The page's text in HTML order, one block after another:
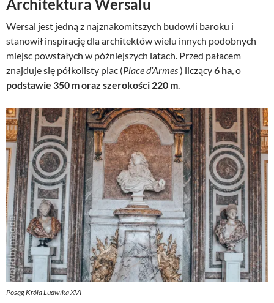
r
w
o
t
n
a
e
n
a
w
y
n
o
s
i
ł
a
:
a
n
a
c
n
a
w
y
n
o
s
i
:
3
9
,
Architektura Wersalu
Wersal jest jedną z najznakomitszych budowli baroku i
stanowił inspirację dla architektów wielu innych podobnych
miejsc powstałych w późniejszych latach. Przed pałacem
znajduje się półkolisty plac (Place d’Armes) liczący6 ha, o
podstawie 350 m oraz szerokości 220 m.
Posąg Króla Ludwika XVI